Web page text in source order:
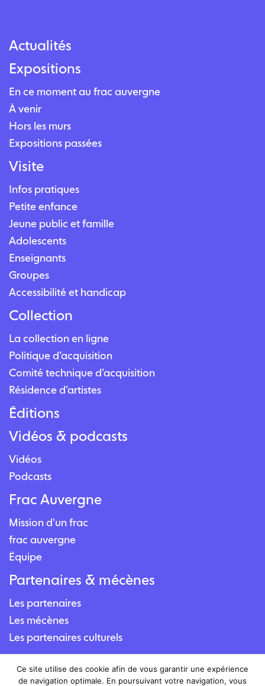
Actualités
Expositions
En ce moment au frac auvergne
À venir
Hors les murs
Expositions passées
Visite
Infos pratiques
Petite enfance
Jeune public et famille
Adolescents
Enseignants
Groupes
Accessibilité et handicap
Collection
La collection en ligne
Politique d’acquisition
Comité technique d’acquisition
Résidence d’artistes
Éditions
Vidéos & podcasts
Vidéos
Podcasts
Frac Auvergne
Mission d'un frac
frac auvergne
Équipe
Partenaires & mécènes
Les partenaires
Les mécènes
Les partenaires culturels
Nous contacter
Ce site utilise des cookie afin de vous garantir une expérience
de navigation optimale. En poursuivant votre navigation, vous